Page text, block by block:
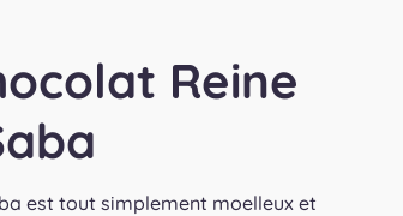
Reine
est tout simplement moelleux et